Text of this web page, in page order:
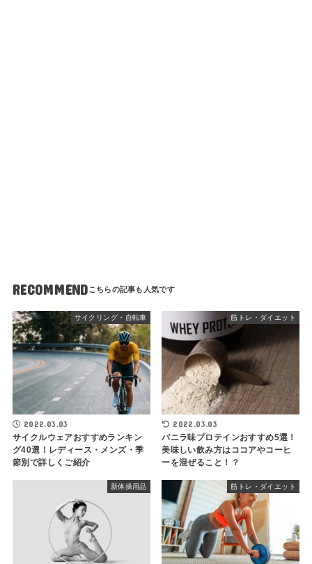
RECOMMEND
サイクリング・自転車
2022.03.03
サイクルウェアおすすめランキン
グ40選！レディース・メンズ・季
節別で詳しくご紹介
筋トレ・ダイエット
2022.03.03
バニラ味プロテインおすすめ5選！
美味しい飲み方はココアやコーヒ
ーを混ぜること！？
新体操用品 筋トレ・ダイエット